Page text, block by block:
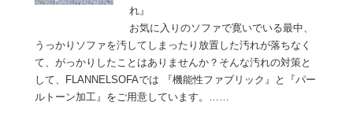
れ』
お気に入りのソファで寛いでいる最中、
うっかりソファを汚してしまったり放置した汚れが落ちなく
て、がっかりしたことはありませんか？そんな汚れの対策と
して、FLANNELSOFAでは 『機能性ファブリック』と『パー
ルトーン加工』をご用意しています。……